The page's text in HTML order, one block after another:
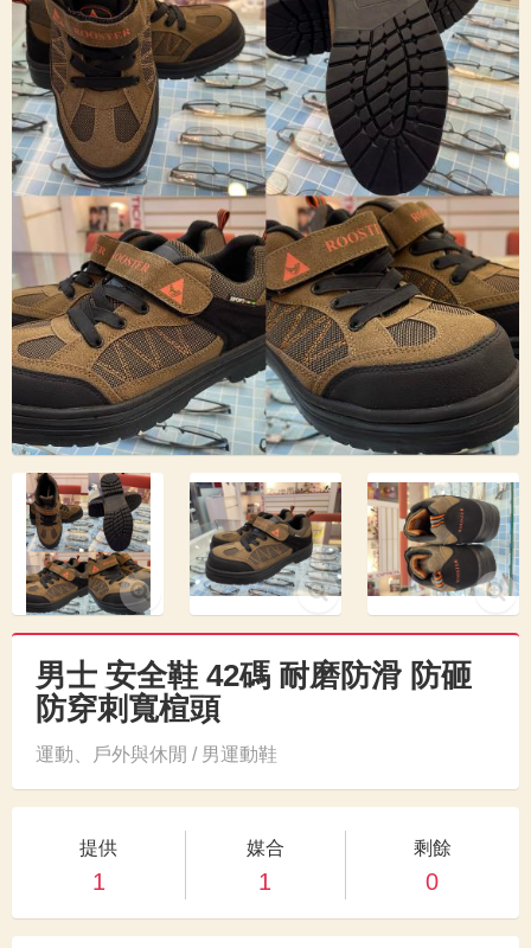
男士 安全鞋 42碼 耐磨防滑 防砸
防穿刺寬楦頭
運動、戶外與休閒 / 男運動鞋
提供
1
媒合
1
剩餘
0